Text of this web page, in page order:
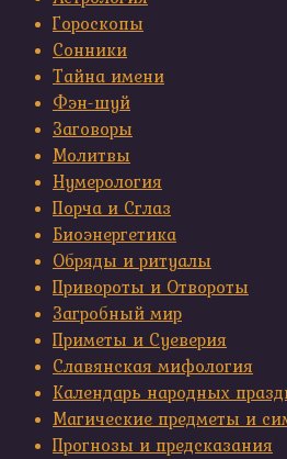
Гороскопы
Сонники
Тайна имени
Фэн-шуй
Заговоры
Молитвы
Нумерология
Порча и Сглаз
Биоэнергетика
Обряды и ритуалы
Привороты и Отвороты
Загробный мир
Приметы и Суеверия
Славянская мифология
Календарь народных
Магические предметы и
Прогнозы и предсказания